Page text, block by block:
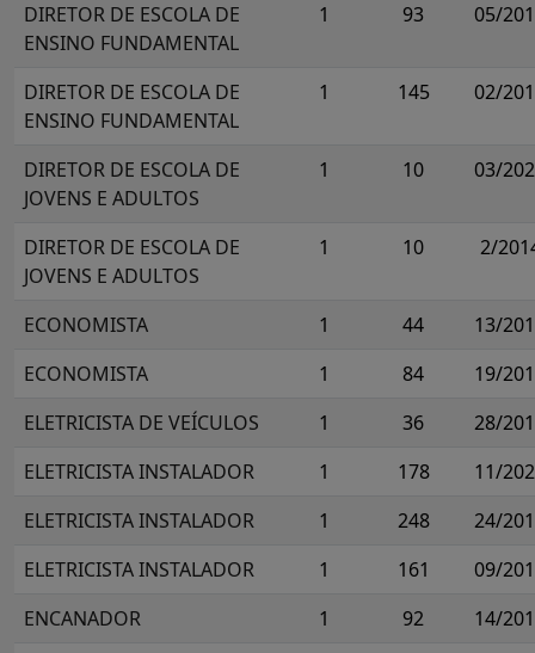
DIRETOR DE ESCOLA DE
ENSINO FUNDAMENTAL
1 93 05/
DIRETOR DE ESCOLA DE
ENSINO FUNDAMENTAL
1 145 02/
DIRETOR DE ESCOLA DE
JOVENS E ADULTOS
1 10 03/
DIRETOR DE ESCOLA DE
JOVENS E ADULTOS
1 10 2/
ECONOMISTA 1 44
13/
ECONOMISTA
1 84
19/
ELETRICISTA DE VEÍCULOS
1 36
28/
ELETRICISTA INSTALADOR
1 178
11/
ELETRICISTA INSTALADOR
1 248
24/
ELETRICISTA INSTALADOR
1 161
09/
ENCANADOR
1 92
14/